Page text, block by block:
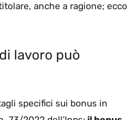
anche a ragione; ecco
lavoro può
specifici sui bonus in